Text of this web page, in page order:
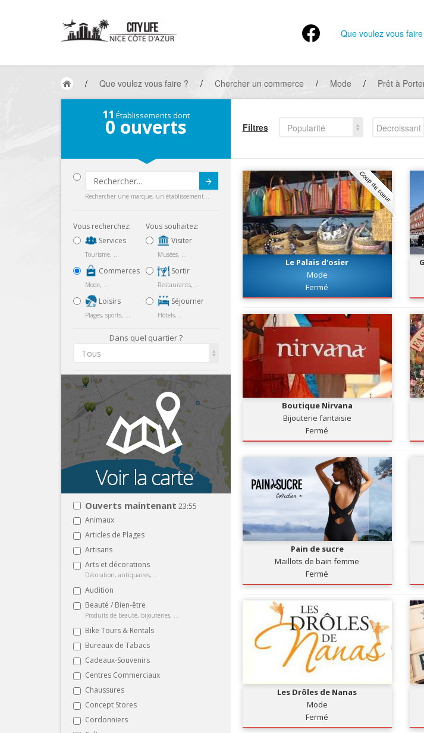
Que voulez vous
/ Que voulez vous faire ? / Chercher un commerce / Mode / Prêt à
11 Établissements dont
0 ouverts
Rechercher une marque, un établissement...
Vous recherchez:
Services
Tourisme, ...
Commerces
Mode, ...
Loisirs
Plages, sports, ...
Vous souhaitez:
Visiter
Musées, ...
Sortir
Restaurants, ...
Séjourner
Hôtels, ...
Dans quel quartier ?
Tous
Ouverts maintenant 23:55
Animaux
Articles de Plages
Artisans
Arts et décorations
Décoration, antiquaires, ...
Audition
Beauté / Bien-être
Produits de beauté, bijouteries, ...
Bike Tours & Rentals
Bureaux de Tabacs
Cadeaux-Souvenirs
Centres Commerciaux
Chaussures
Concept Stores
Cordonniers
Filtres Popularité
Decroissant
Coup de coeur
Le Palais d'osier
Mode
Fermé
Boutique Nirvana
Bijouterie fantaisie
Fermé
Pain de sucre
Maillots de bain femme
Fermé
Les Drôles de Nanas
Mode
Fermé